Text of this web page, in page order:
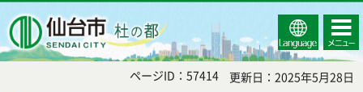
Select
Language
コンテ
ンツメ
ニュー
ページID：57414 更新日：2025年5月28日